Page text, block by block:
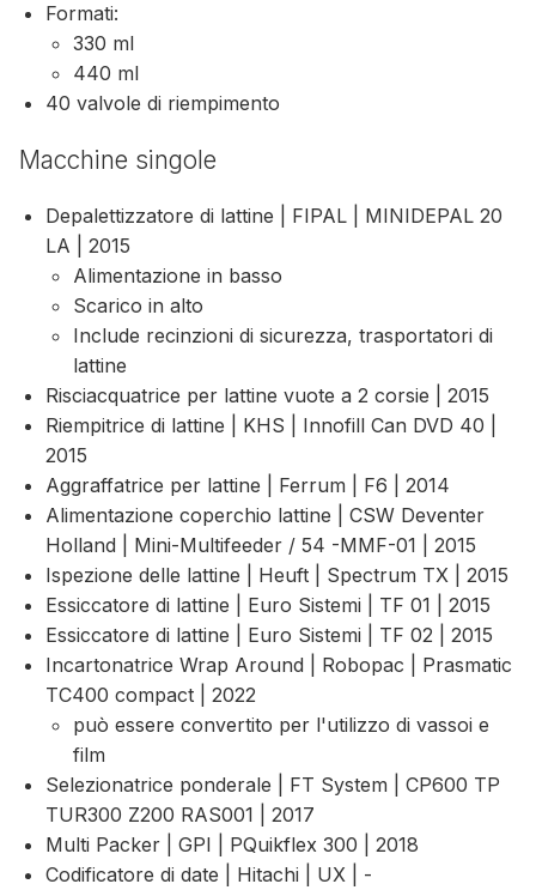
Formati:
330 ml
440 ml
40 valvole di riempimento
Macchine singole
Depalettizzatore di lattine | FIPAL | MINIDEPAL 20
LA | 2015
Alimentazione in basso
Scarico in alto
Include recinzioni di sicurezza, trasportatori di
lattine
Risciacquatrice per lattine vuote a 2 corsie | 2015
Riempitrice di lattine | KHS | Innofill Can DVD 40 |
2015
Aggraffatrice per lattine | Ferrum | F6 | 2014
Alimentazione coperchio lattine | CSW Deventer
Holland | Mini-Multifeeder / 54 -MMF-01 | 2015
Ispezione delle lattine | Heuft | Spectrum TX | 2015
Essiccatore di lattine | Euro Sistemi | TF 01 | 2015
Essiccatore di lattine | Euro Sistemi | TF 02 | 2015
Incartonatrice Wrap Around | Robopac | Prasmatic
TC400 compact | 2022
può essere convertito per l'utilizzo di vassoi e
film
Selezionatrice ponderale | FT System | CP600 TP
TUR300 Z200 RAS001 | 2017
Multi Packer | GPI | PQuikflex 300 | 2018
Codificatore di date | Hitachi | UX | -